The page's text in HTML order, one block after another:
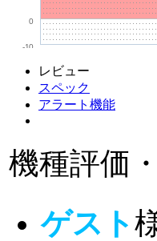
-10
0
レビュー
スペック
アラート機能
機種評価
ゲスト